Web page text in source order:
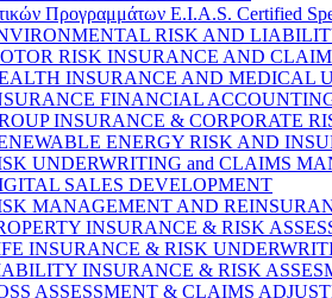
Προγραμμάτων E.I.A.S. Certified
RISK AND
RISK INSURANCE AND
INSURANCE AND MEDICAL
FINANCIAL
INSURANCE & CORPORATE
ENERGY RISK AND
UNDERWRITING and CLAIMS
SALES DEVELOPMENT
MANAGEMENT AND
INSURANCE & RISK
INSURANCE & RISK
INSURANCE & RISK
ASSESSMENT & CLAIMS